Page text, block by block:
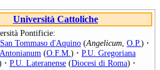
Università Cattoliche
Pontificie:
Tommaso d'Aquino (Angelicum O.P.) ·
(O.F.M. ) · P.U. Gregoriana
· P.U. Lateranense (Diocesi di Roma) ·